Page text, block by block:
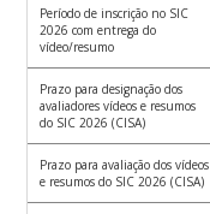
Período de inscrição no SIC
2026 com entrega do
vídeo/resumo
Prazo para designação dos
avaliadores vídeos e resumos
do SIC 2026 (CISA)
Prazo para avaliação dos vídeos
e resumos do SIC 2026 (CISA)